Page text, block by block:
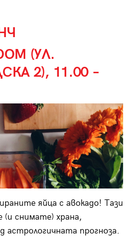
(УЛ.
2), 11.00 –
яйца с авокадо! Тази
(и снимате) храна,
астрологичната прогноза.